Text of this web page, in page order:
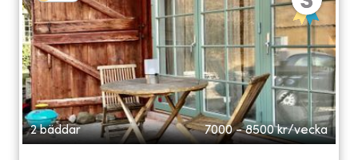
2 bäddar 7000 - 8500 kr/vecka